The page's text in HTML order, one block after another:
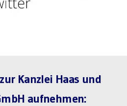
Kanzlei Haas und
aufnehmen: